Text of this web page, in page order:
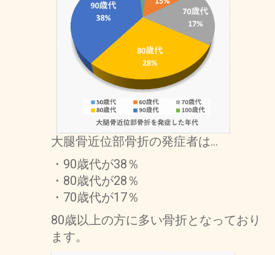
大腿骨近位部骨折の発症者は…
・90歳代が38％
・80歳代が28％
・70歳代が17％
80歳以上の方に多い骨折となっており
ます。